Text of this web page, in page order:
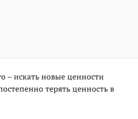
– искать новые ценности
терять ценность в